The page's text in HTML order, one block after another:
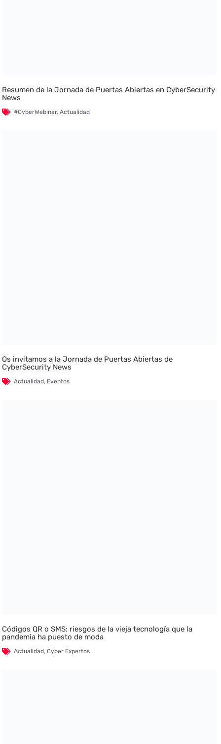
Resumen de la Jornada de Puertas Abiertas en CyberSecurity
News
#CyberWebinar,Actualidad
Os invitamos a la Jornada de Puertas Abiertas de
CyberSecurity News
Actualidad, Eventos
Códigos QR o SMS: riesgos de la vieja tecnología que la
pandemia ha puesto de moda
Actualidad,Cyber Expertos